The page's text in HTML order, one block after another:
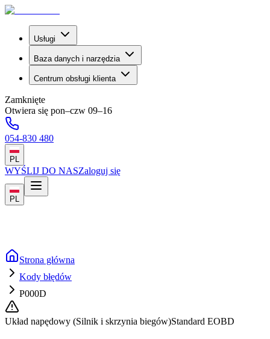
Usługi
Baza danych i narzędzia
Centrum obsługi klienta
Zamknięte
Otwiera się pon–czw 09–16
054-830 480
PL
WYŚLIJ DO NASZaloguj się
PL
Strona główna
Kody błędów
P000D
Układ napędowy (Silnik i skrzynia biegów)Standard EOBD